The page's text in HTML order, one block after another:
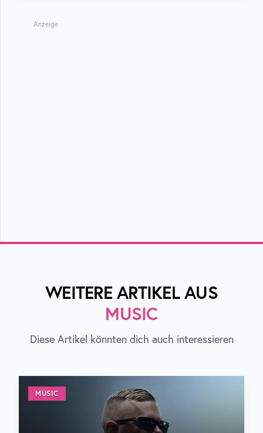
Anzeige
WEITERE ARTIKEL AUS
MUSIC
Diese Artikel könnten dich auch interessieren
MUSIC